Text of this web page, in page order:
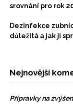
srovnání pro rok
Dezinfekce
důležitá a jak ji
Nejnovější
Přípravky na